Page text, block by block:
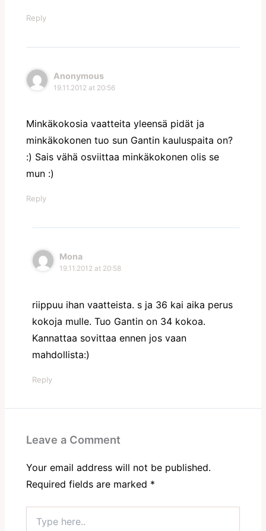
Reply
Anonymous
19.11.2012 at 20:56
Minkäkokosia vaatteita yleensä pidät ja
minkäkokonen tuo sun Gantin kauluspaita on?
:) Sais vähä osviittaa minkäkokonen olis se
mun :)
Reply
Mona
19.11.2012 at 20:58
riippuu ihan vaatteista. s ja 36 kai aika perus
kokoja mulle. Tuo Gantin on 34 kokoa.
Kannattaa sovittaa ennen jos vaan
mahdollista:)
Reply
Leave a Comment
Your email address will not be published.
Required fields are marked *
here..